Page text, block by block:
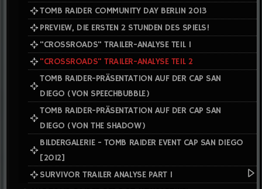
TOMB RAIDER COMMUNITY DAY BERLIN 2013
PREVIEW, DIE ERSTEN 2 STUNDEN DES SPIELS!
"CROSSROADS" TRAILER-ANALYSE TEIL 1
"CROSSROADS" TRAILER-ANALYSE TEIL 2
TOMB RAIDER-PRÄSENTATION AUF DER CAP SAN
DIEGO (VON SPEECHBUBBLE)
TOMB RAIDER-PRÄSENTATION AUF DER CAP SAN
DIEGO (VON THE SHADOW)
BILDERGALERIE - TOMB RAIDER EVENT CAP SAN DIEGO
[2012]
SURVIVOR TRAILER ANALYSE PART I